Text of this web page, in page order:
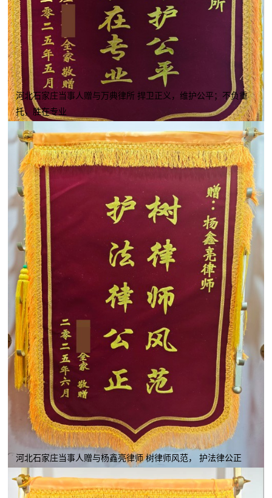
河北石家庄当事人赠与万典律所 捍卫正义，维护公平；不负重
托，胜在专业
河北石家庄当事人赠与杨鑫亮律师 树律师风范， 护法律公正